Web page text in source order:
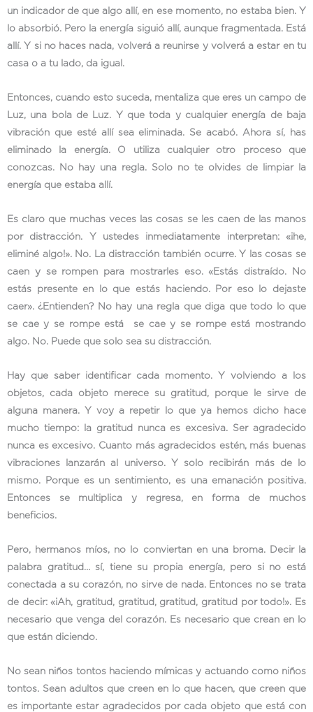
un indicador de que algo allí, en ese momento, no estaba bien. Y
lo absorbió. Pero la energía siguió allí, aunque fragmentada. Está
allí. Y si no haces nada, volverá a reunirse y volverá a estar en tu
casa o a tu lado, da igual.
Entonces, cuando esto suceda, mentaliza que eres un campo de
Luz, una bola de Luz. Y que toda y cualquier energía de baja
vibración que esté allí sea eliminada. Se acabó. Ahora sí, has
eliminado la energía. O utiliza cualquier otro proceso que
conozcas. No hay una regla. Solo no te olvides de limpiar la
energía que estaba allí.
Es claro que muchas veces las cosas se les caen de las manos
por distracción. Y ustedes inmediatamente interpretan: «¡he,
eliminé algo!». No. La distracción también ocurre. Y las cosas se
caen y se rompen para mostrarles eso. «Estás distraído. No
estás presente en lo que estás haciendo. Por eso lo dejaste
caer». ¿Entienden? No hay una regla que diga que todo lo que
se cae y se rompe está se cae y se rompe está mostrando
algo. No. Puede que solo sea su distracción.
Hay que saber identificar cada momento. Y volviendo a los
objetos, cada objeto merece su gratitud, porque le sirve de
alguna manera. Y voy a repetir lo que ya hemos dicho hace
mucho tiempo: la gratitud nunca es excesiva. Ser agradecido
nunca es excesivo. Cuanto más agradecidos estén, más buenas
vibraciones lanzarán al universo. Y solo recibirán más de lo
mismo. Porque es un sentimiento, es una emanación positiva.
Entonces se multiplica y regresa, en forma de muchos
beneficios.
Pero, hermanos míos, no lo conviertan en una broma. Decir la
palabra gratitud… sí, tiene su propia energía, pero si no está
conectada a su corazón, no sirve de nada. Entonces no se trata
de decir: «¡Ah, gratitud, gratitud, gratitud, gratitud por todo!». Es
necesario que venga del corazón. Es necesario que crean en lo
que están diciendo.
No sean niños tontos haciendo mímicas y actuando como niños
tontos. Sean adultos que creen en lo que hacen, que creen que
es importante estar agradecidos por cada objeto que está con